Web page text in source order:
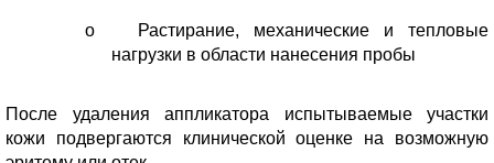
o
Растирание, механические и тепловые
нагрузки в области нанесения пробы
После удаления аппликатора испытываемые участки
кожи подвергаются клинической оценке на возможную